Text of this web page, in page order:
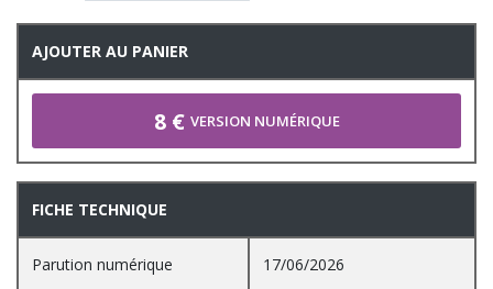
AJOUTER AU PANIER
8 € VERSION NUMÉRIQUE
FICHE TECHNIQUE
Parution numérique 17/06/2026